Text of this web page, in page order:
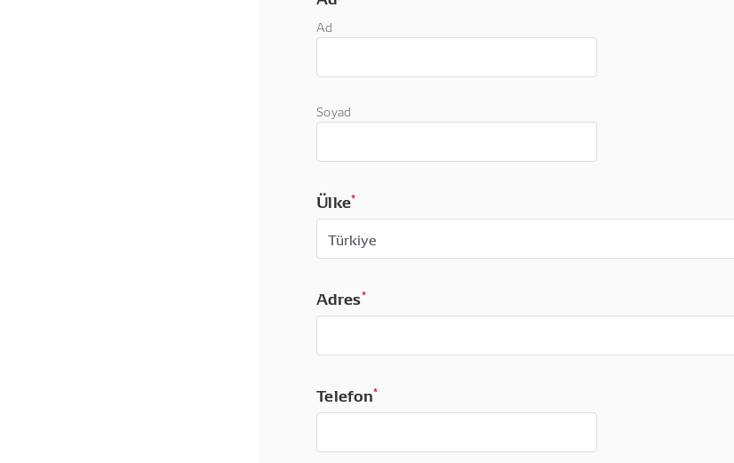
Ad
Soyad
Ülke*
Adres*
Telefon*